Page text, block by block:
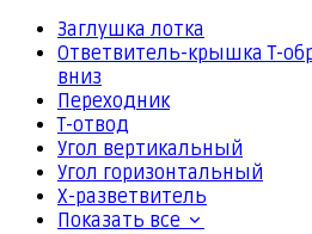
Заглушка лотка
Ответвитель-крышка Т-
вниз
Переходник
Т-отвод
Угол вертикальный
Угол горизонтальный
Х-разветвитель
Показать все